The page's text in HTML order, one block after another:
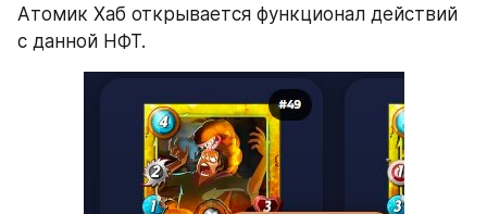
Атомик Хаб открывается функционал действий
с данной НФТ.